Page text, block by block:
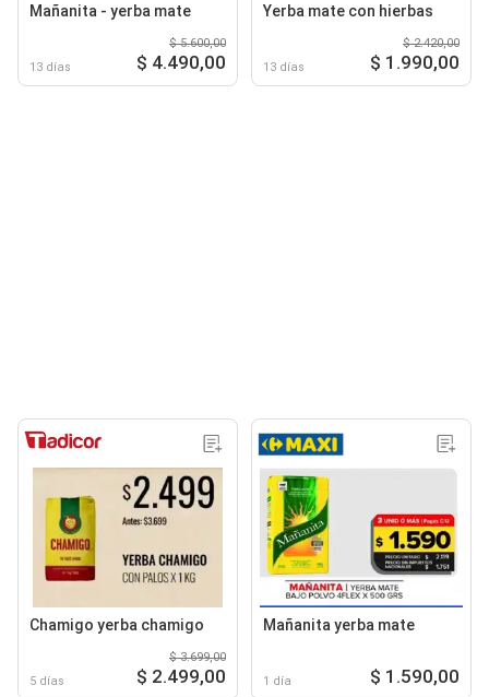
Mañanita - yerba mate
13 días
$ 5.600,00
$ 4.490,00
Yerba mate con hierbas
13 días
$ 2.420,00
$ 1.990,00
Chamigo yerba chamigo
5 días
$ 3.699,00
$ 2.499,00
Mañanita yerba mate
1 día $ 1.590,00